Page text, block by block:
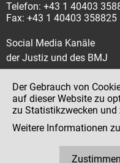
Telefon: +43 1 40403
Fax: +43 1 40403 358825
Social Media Kanäle
der Justiz und des BMJ
Impressum
Datenschutz
Der Gebrauch von
auf dieser Website zu
zu Statistikzwecken
Weitere Informationen
Zustimmen